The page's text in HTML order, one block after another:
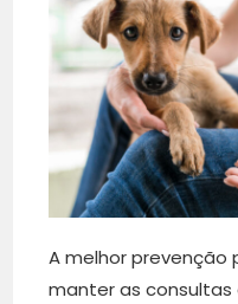
A melhor
manter as